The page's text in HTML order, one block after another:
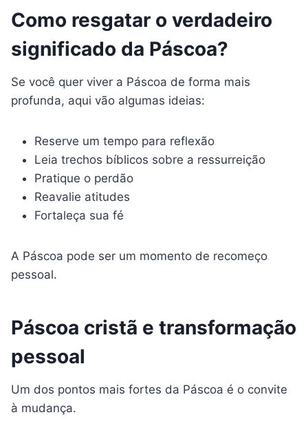
Como resgatar o verdadeiro
significado da Páscoa?
Se você quer viver a Páscoa de forma mais
profunda, aqui vão algumas ideias:
Reserve um tempo para reflexão
Leia trechos bíblicos sobre a ressurreição
Pratique o perdão
Reavalie atitudes
Fortaleça sua fé
A Páscoa pode ser um momento de recomeço
pessoal.
Páscoa cristã e transformação
pessoal
Um dos pontos mais fortes da Páscoa é o convite
à mudança.